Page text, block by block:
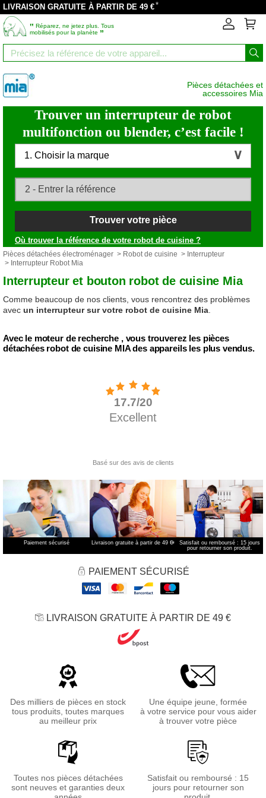
LIVRAISON GRATUITE À PARTIR DE 49 €*
‟ Réparez, ne jetez plus. Tous
mobilisés pour la planète ”
Pièces détachées et
accessoires Mia
Trouver un interrupteur de robot
multifonction ou blender, c’est facile !
1. Choisir la marque
Trouver votre pièce
Où trouver la référence de votre robot de cuisine ?
Pièces détachées électroménager > Robot de cuisine > Interrupteur
> Interrupteur Robot Mia
Interrupteur et bouton robot de cuisine Mia
Comme beaucoup de nos clients, vous rencontrez des problèmes
avec un interrupteur sur votre robot de cuisine Mia
Avec le moteur de recherche , vous trouverez les pièces
détachées robot de cuisine MIA des appareils les plus vendus.
Paiement sécurisé Livraison gratuite à partir de 49 €*
Satisfait ou remboursé : 15 jours
pour retourner son produit.
PAIEMENT SÉCURISÉ
LIVRAISON GRATUITE À PARTIR DE 49 €
Des milliers de pièces en stock
tous produits, toutes marques
au meilleur prix
Une équipe jeune, formée
à votre service pour vous aider
à trouver votre pièce
Toutes nos pièces détachées
sont neuves et garanties deux
Satisfait ou remboursé : 15
jours pour retourner son